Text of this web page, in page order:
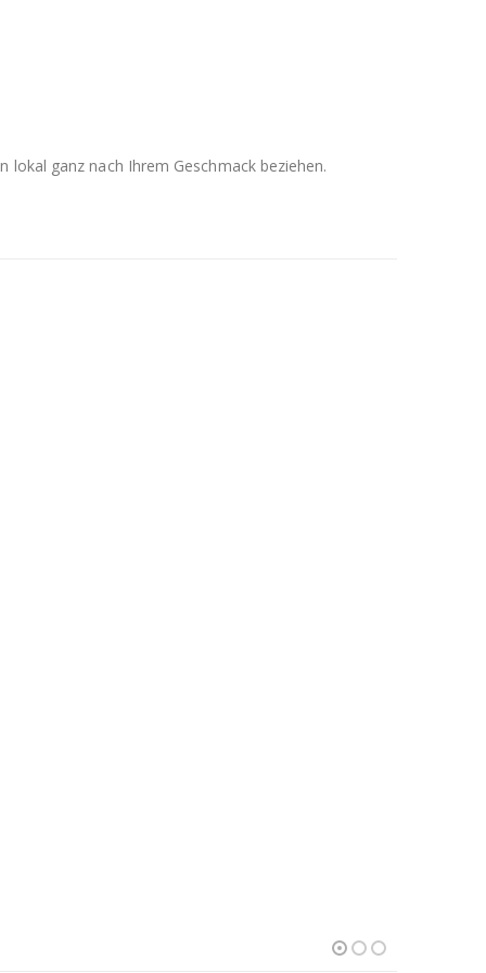
lokal ganz nach Ihrem Geschmack beziehen.